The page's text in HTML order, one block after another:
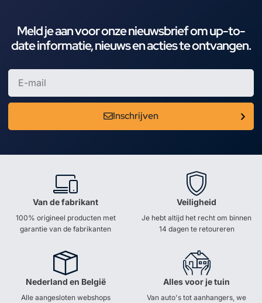
Meld je aan voor onze nieuwsbrief om up-to-
date informatie, nieuws en acties te ontvangen.
Inschrijven
Van de fabrikant
100% origineel producten met
garantie van de fabrikanten
Veiligheid
Je hebt altijd het recht om binnen
14 dagen te retoureren
Nederland en België
Alle aangesloten webshops
Alles voor je tuin
Van auto's tot aanhangers, we